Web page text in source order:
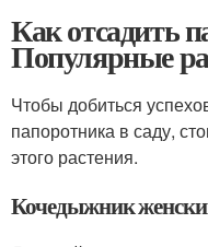
Как отсадить
Популярные
Чтобы добиться
папоротника в саду,
этого растения.
Кочедыжник